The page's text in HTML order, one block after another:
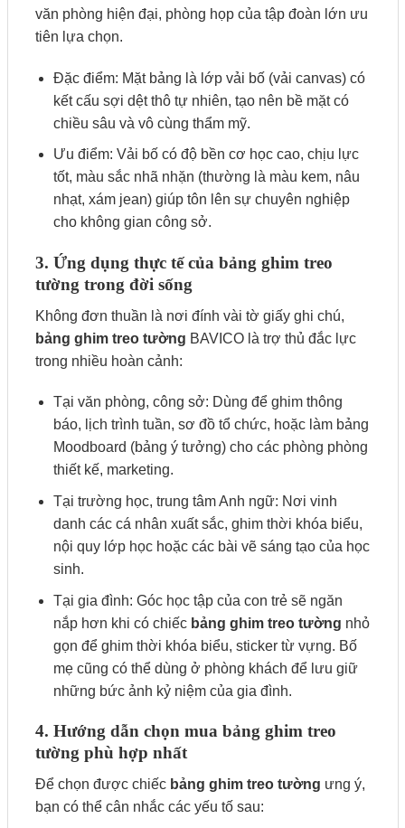
văn phòng hiện đại, phòng họp của tập đoàn lớn ưu
tiên lựa chọn.
Đặc điểm: Mặt bảng là lớp vải bố (vải canvas) có
kết cấu sợi dệt thô tự nhiên, tạo nên bề mặt có
chiều sâu và vô cùng thẩm mỹ.
Ưu điểm: Vải bố có độ bền cơ học cao, chịu lực
tốt, màu sắc nhã nhặn (thường là màu kem, nâu
nhạt, xám jean) giúp tôn lên sự chuyên nghiệp
cho không gian công sở.
3. Ứng dụng thực tế của bảng ghim treo
tường trong đời sống
Không đơn thuần là nơi đính vài tờ giấy ghi chú,
bảng ghim treo tường BAVICO là trợ thủ đắc lực
trong nhiều hoàn cảnh:
Tại văn phòng, công sở: Dùng để ghim thông
báo, lịch trình tuần, sơ đồ tổ chức, hoặc làm bảng
Moodboard (bảng ý tưởng) cho các phòng phòng
thiết kế, marketing.
Tại trường học, trung tâm Anh ngữ: Nơi vinh
danh các cá nhân xuất sắc, ghim thời khóa biểu,
nội quy lớp học hoặc các bài vẽ sáng tạo của học
sinh.
Tại gia đình: Góc học tập của con trẻ sẽ ngăn
nắp hơn khi có chiếc bảng ghim treo tường nhỏ
gọn để ghim thời khóa biểu, sticker từ vựng. Bố
mẹ cũng có thể dùng ở phòng khách để lưu giữ
những bức ảnh kỷ niệm của gia đình.
4. Hướng dẫn chọn mua bảng ghim treo
tường phù hợp nhất
Để chọn được chiếc bảng ghim treo tường ưng ý,
bạn có thể cân nhắc các yếu tố sau: